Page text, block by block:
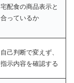
宅配食の商品表示と
合っているか
自己判断で変えず、
指示内容を確認する